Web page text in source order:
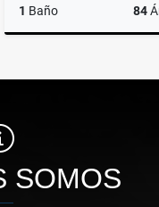
1 Baño 84
SOMOS